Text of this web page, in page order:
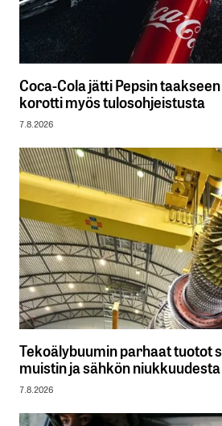
Coca-Cola jätti Pepsin
korotti myös tulosohjeistusta
7.8.2026
Tekoälybuumin parhaat tuotot
muistin ja sähkön niukkuudesta
7.8.2026